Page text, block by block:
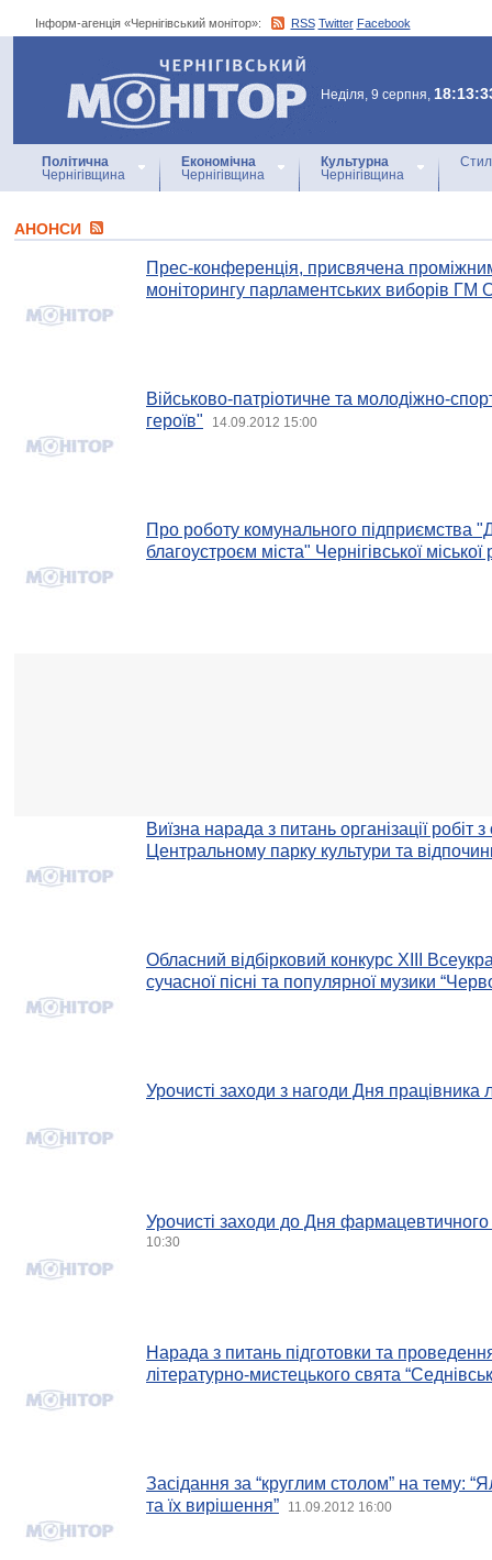
Інформ-агенція «Чернігівський монітор»: RSS Twitter Facebook
Інформ-агенція
«Чернігівський монітор»
Неділя, 9 серпня,
Політична
Чернігівщина
Економічна
Чернігівщина
Культурна
Чернігівщина
АНОНСИ
Прес-конференція, присвячена
моніторингу парламентських виборів
Військово-патріотичне та молодіжно-
героїв"
14.09.2012 15:00
Про роботу комунального підприємства
благоустроєм міста" Чернігівської міської
Виїзна нарада з питань організації робіт
Центральному парку культури та
Обласний відбірковий конкурс ХІІІ
сучасної пісні та популярної музики
Урочисті заходи з нагоди Дня працівника
Урочисті заходи до Дня
10:30
Нарада з питань підготовки та
літературно-мистецького свята
Засідання за “круглим столом” на тему:
та їх вирішення”
11.09.2012 16:00